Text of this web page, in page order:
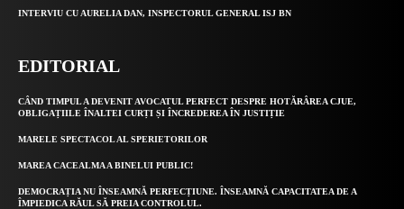
INTERVIU CU AURELIA DAN, INSPECTORUL GENERAL ISJ BN
EDITORIAL
CÂND TIMPUL A DEVENIT AVOCATUL PERFECT DESPRE HOTĂRÂREA CJUE,
OBLIGAȚIILE ÎNALTEI CURȚI ȘI ÎNCREDEREA ÎN JUSTIȚIE
MARELE SPECTACOL AL SPERIETORILOR
MAREA CACEALMA A BINELUI PUBLIC!
DEMOCRAȚIA NU ÎNSEAMNĂ PERFECȚIUNE. ÎNSEAMNĂ CAPACITATEA DE A
ÎMPIEDICA RĂUL SĂ PREIA CONTROLUL.